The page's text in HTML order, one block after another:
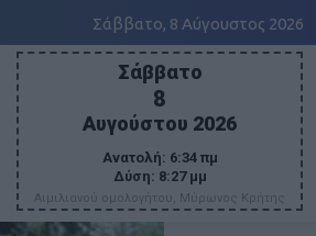
Σάββατο, 8 Αύγουστος 2026
Σάββατο
8
Αυγούστου 2026
Ανατολή: 6:34 πμ
Δύση: 8:27 μμ
Αιμιλιανού ομολογήτου, Μύρωνος Κρήτης